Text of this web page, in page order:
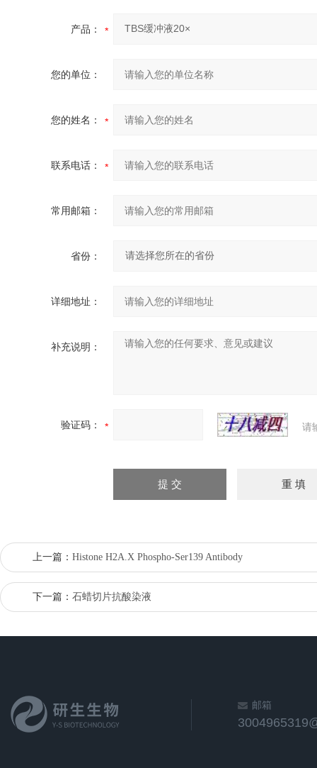
产品：
您的单位：
您的姓名：
联系电话：
常用邮箱：
省份：
详细地址：
补充说明：
验证码： 请
上一篇： Histone H2A.X Phospho-Ser139 Antibody
下一篇： 石蜡切片抗酸染液
邮箱